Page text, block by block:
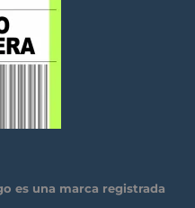
es una marca registrada